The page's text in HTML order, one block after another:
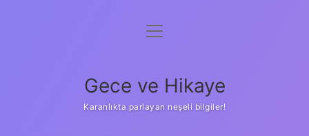
Anasayfa
Yasal Uyarı
menüyü
Gece ve Hikaye
Karanlıkta parlayan neşeli bilgiler!